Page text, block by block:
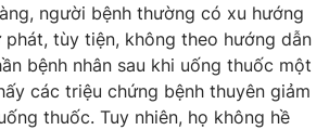
người bệnh thường có xu hướng
tùy tiện, không theo hướng dẫn
bệnh nhân sau khi uống thuốc một
các triệu chứng bệnh thuyên giảm
thuốc. Tuy nhiên, họ không hề